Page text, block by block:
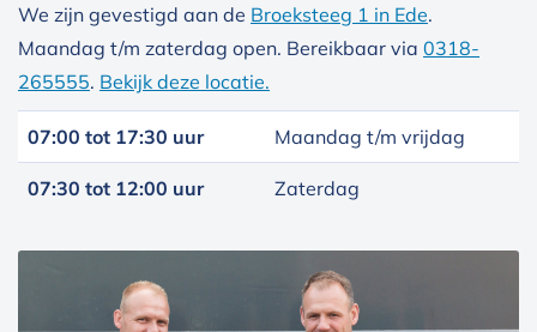
We zijn gevestigd aan de Broeksteeg 1 in Ede.
Maandag t/m zaterdag open. Bereikbaar via 0318-
265555. Bekijk deze locatie.
07:00 tot 17:30 uur Maandag t/m vrijdag
07:30 tot 12:00 uur Zaterdag